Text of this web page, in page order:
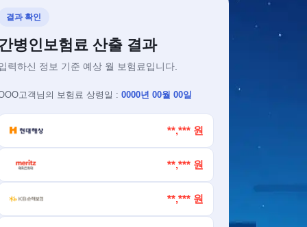
결과 확인
병인보험료 산출 결과
력하신 정보 기준 예상 월 보험료입니다.
고객님의 보험료 상령일 :0000년 00월 00일
**,*** 원
**,*** 원
**,*** 원